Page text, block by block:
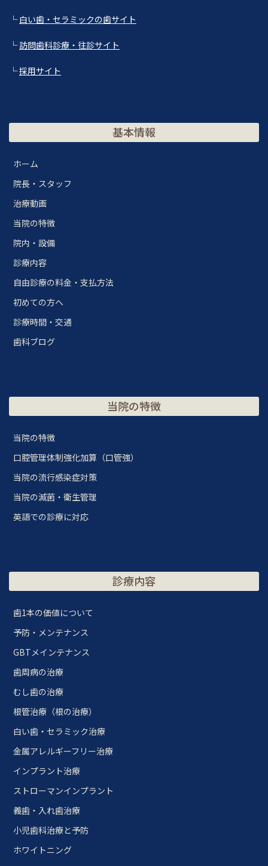
└白い歯・セラミックの歯サイト
└訪問歯科診療・往診サイト
└採用サイト
基本情報
ホーム
院長・スタッフ
治療動画
当院の特徴
院内・設備
診療内容
自由診療の料金・支払方法
初めての方へ
診療時間・交通
歯科ブログ
当院の特徴
当院の特徴
口腔管理体制強化加算（口管強）
当院の流行感染症対策
当院の滅菌・衛生管理
英語での診療に対応
診療内容
歯1本の価値について
予防・メンテナンス
GBTメインテナンス
歯周病の治療
むし歯の治療
根管治療（根の治療）
白い歯・セラミック治療
金属アレルギーフリー治療
インプラント治療
ストローマンインプラント
義歯・入れ歯治療
小児歯科治療と予防
ホワイトニング